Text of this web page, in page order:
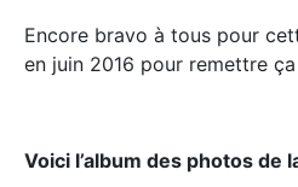
Encore bravo à tous pour
en juin 2016 pour remettre ça
Voici l’album des photos de